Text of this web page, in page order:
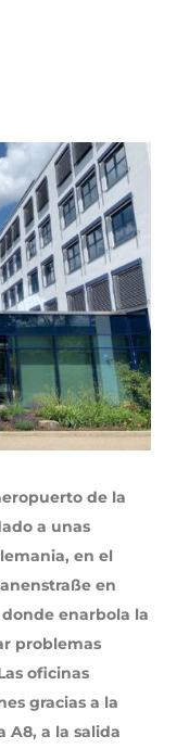
de la
a unas
en el
en
enarbola la
problemas
oficinas
gracias a la
A8, a la salida